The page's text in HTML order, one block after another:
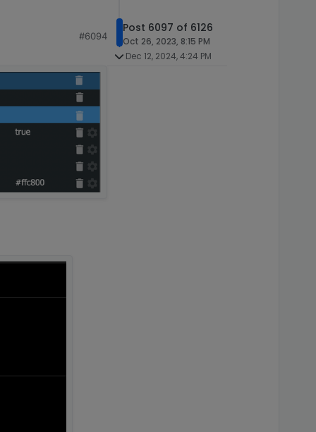
#6094
Post 6097 of 6126
Oct 26, 2023, 8:15 PM
Dec 12, 2024, 4:24 PM